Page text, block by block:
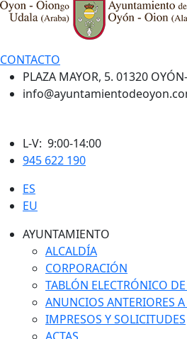
CONTACTO
PLAZA MAYOR, 5. 01320
L-V: 9:00-14:00
945 622 190
ES
EU
AYUNTAMIENTO
ALCALDÍA
CORPORACIÓN
TABLÓN ELECTRÓNICO
ANUNCIOS ANTERIORES
IMPRESOS Y SOLICITUDES